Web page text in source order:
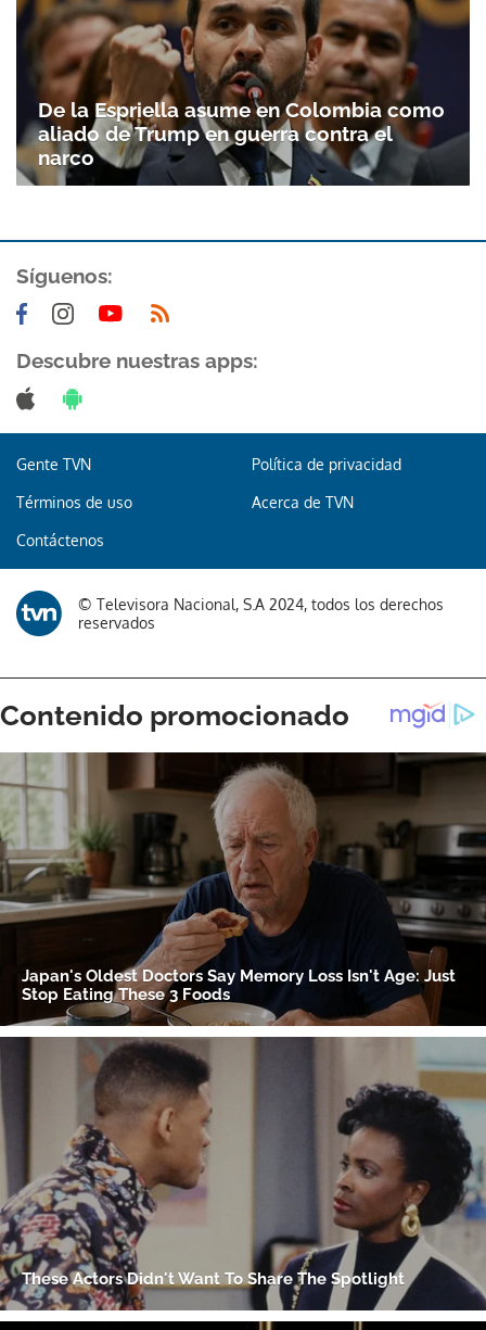
De la Espriella asume en Colombia como
aliado de Trump en guerra contra el
narco
Síguenos:
Descubre nuestras apps:
Gente TVN Política de privacidad
Términos de uso Acerca de TVN
Contáctenos
© Televisora Nacional, S.A 2024, todos los derechos
reservados